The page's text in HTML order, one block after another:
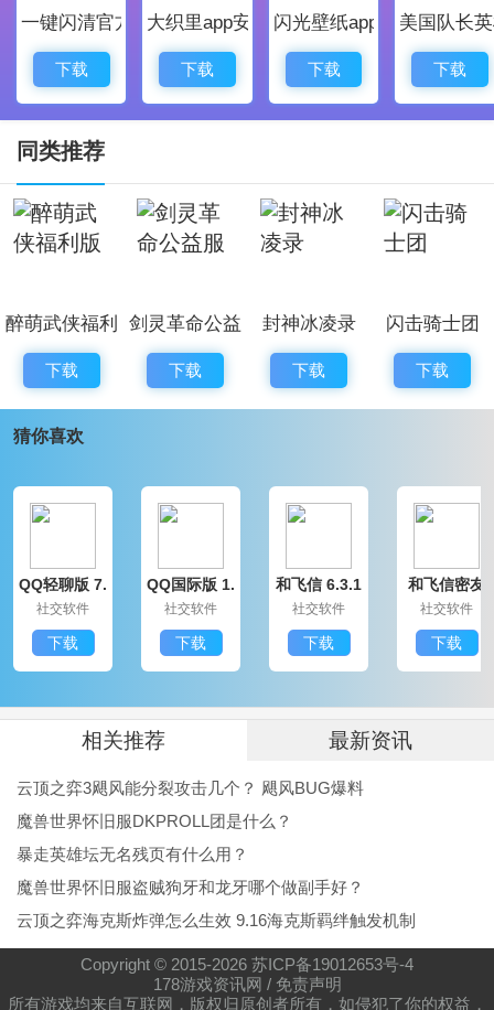
异世界后宫幻想曲游戏介绍
1.三维游戏的画风很可爱，也很吸引玩家的注意，绝对
让你爱不释手。
2.每个角色都有专业的配音演员团队为您配音，让您的
3.游戏当中所有的场景都非常的漂亮且精致，而且你还
可以看到战斗时候炫酷的技能特效。
异世界后宫幻想曲游戏优势
如果你想要体验二次元世界的战斗的话，你就可以在游
险，你可以选择自己喜欢的人物角色来进行游戏操作，
的玩家一起进行游戏。
佐藤(铃木一郎)CV：堀江瞬
洁娜·马利安泰鲁CV：高桥李依
波奇CV：河野日和
小玉CV：奥野香耶
莉萨CV：津田美波
亚里沙CV：悠木碧
露露CV：早濑莉花
异世界后宫幻想曲小编测评
异世界后宫幻想曲这款游戏玩起来相当令人满意，剧
情、养成和战斗三方面都是完全没有短板的，能够给玩
家们带来很多的乐趣，喜欢的小伙伴们一定不能错过了
哦!喜欢二次元卡牌游戏或者这些声优的玩家们一定要来
一键闪清官方最新版
下载
大织里app安卓版
下载
闪光壁纸app安卓最新版
下载
美国队长
下载
同类推荐
醉萌武侠福利
版
下载
剑灵革命公益
服
下载
封神冰凌录
下载
闪击骑士团
下载
猜你喜欢
QQ轻聊版 7.
9.14314.0
社交软件
下载
QQ国际版 1.
91.1370.0
社交软件
下载
和飞信 6.3.1
200
社交软件
下载
和飞信密友
圈版 6.3.120
社交软件
下载
相关推荐 最新资讯
云顶之弈3飓风能分裂攻击几个？ 飓风BUG爆料
魔兽世界怀旧服DKPROLL团是什么？
暴走英雄坛无名残页有什么用？
魔兽世界怀旧服盗贼狗牙和龙牙哪个做副手好？
云顶之弈海克斯炸弹怎么生效 9.16海克斯羁绊触发机制
Copyright © 2015-2026 苏ICP备19012653号-4
178游戏资讯网 / 免责声明
所有游戏均来自互联网，版权归原创者所有，如侵犯了你的权益，